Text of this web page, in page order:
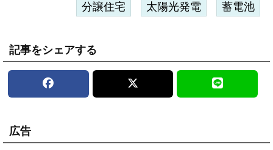
分譲住宅 太陽光発電 蓄電池
記事をシェアする
広告